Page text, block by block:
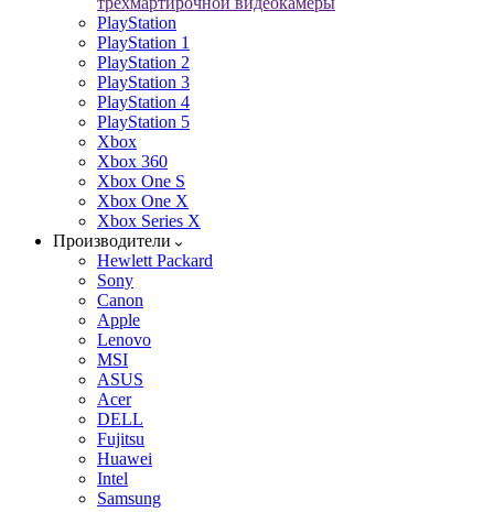
PlayStation
PlayStation 1
PlayStation 2
PlayStation 3
PlayStation 4
PlayStation 5
Xbox
Xbox 360
Xbox One S
Xbox One X
Xbox Series X
Производители
Hewlett Packard
Sony
Canon
Apple
Lenovo
MSI
ASUS
Acer
DELL
Fujitsu
Huawei
Intel
Samsung